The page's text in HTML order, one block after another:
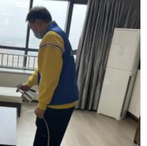
见酒店
气治理圆满完成湖南张
气治理并于2024年1月
张家界天见酒店自...